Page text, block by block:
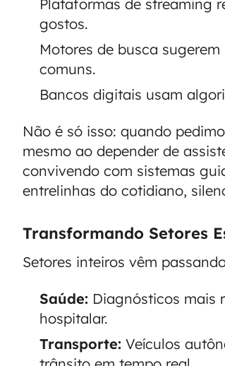
Plataformas de streaming
gostos.
Motores de busca
comuns.
Bancos digitais usam
Não é só isso: quando
mesmo ao depender de
convivendo com sistemas
entrelinhas do cotidiano,
Transformando Setores
Setores inteiros vêm
Saúde: Diagnósticos mais
hospitalar.
Transporte: Veículos